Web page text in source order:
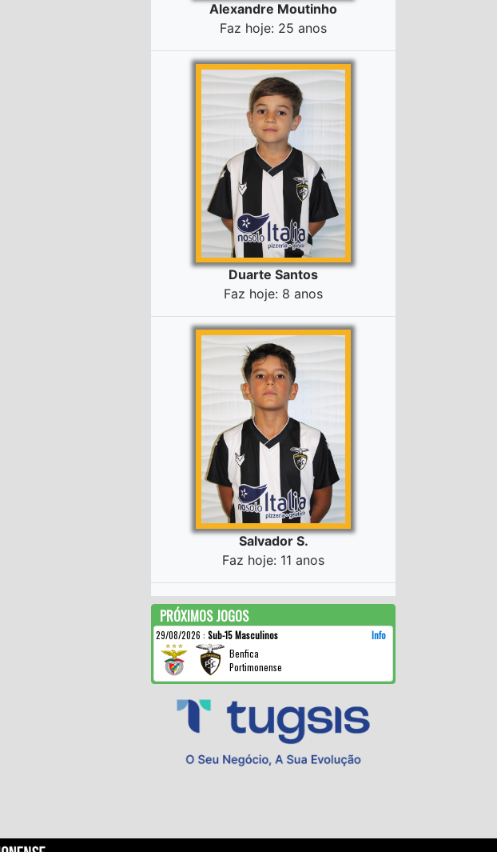
Alexandre Moutinho
Faz hoje: 25 anos
Duarte Santos
Faz hoje: 8 anos
Salvador S.
Faz hoje: 11 anos
PRÓXIMOS JOGOS
29/08/2026 : Sub-15 Masculinos
Info
Benfica
Portimonense